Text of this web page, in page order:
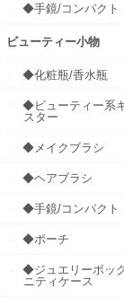
◆手鏡/コンパクト
ビューティー小物
◆化粧瓶/香水瓶
◆ビューティー系
スター
◆メイクブラシ
◆ヘアブラシ
◆手鏡/コンパクト
◆ポーチ
◆ジュエリーボッ
ニティケース